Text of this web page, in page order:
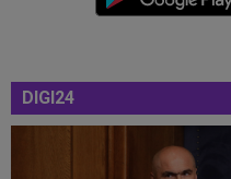
DIGI24
Conference League cu
cu Florin Tănase și a făcut
18:40
Cel mai bun jucător
prelungirea cu Inter până în